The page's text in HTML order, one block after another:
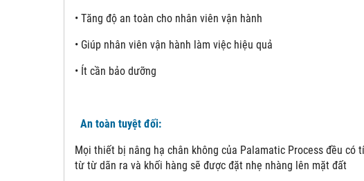
• Tăng độ an toàn cho nhân viên vận hành
• Giúp nhân viên vận hành làm việc hiệu quả
• Ít cần bảo dưỡng
An toàn tuyệt đối:
Mọi thiết bị nâng hạ chân không của Palamatic Process đều
từ từ dãn ra và khối hàng sẽ được đặt nhẹ nhàng lên mặt đất